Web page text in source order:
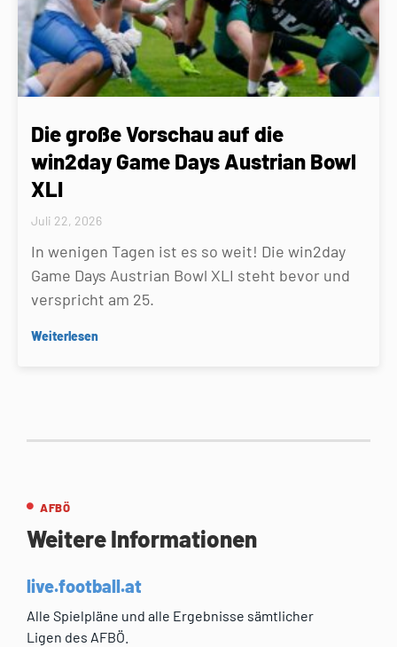
Die große Vorschau auf die
win2day Game Days Austrian Bowl
XLI
Juli 22, 2026
In wenigen Tagen ist es so weit! Die win2day
Game Days Austrian Bowl XLI steht bevor und
verspricht am 25.
Weiterlesen
AFBÖ
Weitere Informationen
live.football.at
Alle Spielpläne und alle Ergebnisse sämtlicher
Ligen des AFBÖ.